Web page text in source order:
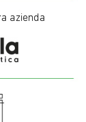
azienda